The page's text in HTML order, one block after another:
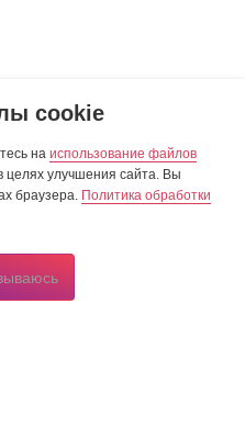
cookie
на использование файлов
целях улучшения сайта. Вы
браузера. Политика обработки